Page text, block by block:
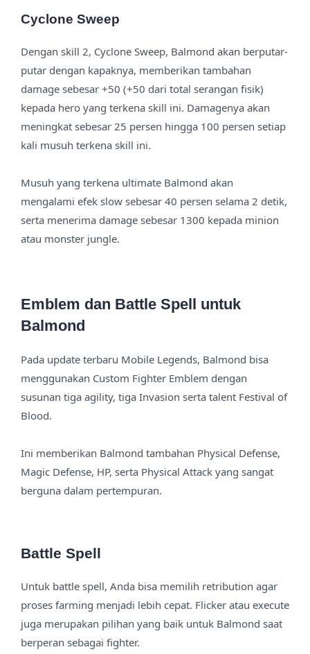
Cyclone Sweep
Dengan skill 2, Cyclone Sweep, Balmond akan berputar-
putar dengan kapaknya, memberikan tambahan
damage sebesar +50 (+50 dari total serangan fisik)
kepada hero yang terkena skill ini. Damagenya akan
meningkat sebesar 25 persen hingga 100 persen setiap
kali musuh terkena skill ini.
Musuh yang terkena ultimate Balmond akan
mengalami efek slow sebesar 40 persen selama 2 detik,
serta menerima damage sebesar 1300 kepada minion
atau monster jungle.
Emblem dan Battle Spell untuk
Balmond
Pada update terbaru Mobile Legends, Balmond bisa
menggunakan Custom Fighter Emblem dengan
susunan tiga agility, tiga Invasion serta talent Festival of
Blood.
Ini memberikan Balmond tambahan Physical Defense,
Magic Defense, HP, serta Physical Attack yang sangat
berguna dalam pertempuran.
Battle Spell
Untuk battle spell, Anda bisa memilih retribution agar
proses farming menjadi lebih cepat. Flicker atau execute
juga merupakan pilihan yang baik untuk Balmond saat
berperan sebagai fighter.